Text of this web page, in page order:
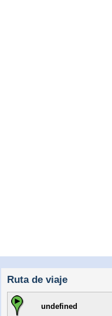
Ruta de viaje
undefined